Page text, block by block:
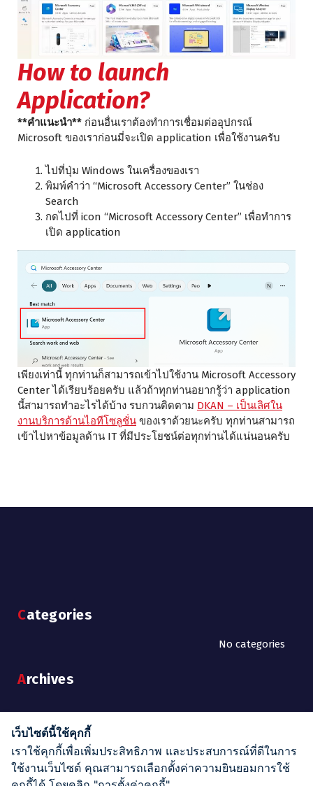
How to launch
Application?
**คำแนะนำ** ก่อนอื่นเราต้องทำการเชื่อมต่ออุปกรณ์
Microsoft ของเราก่อนมี่จะเปิด application เพื่อใช้งานครับ
ไปที่ปุ่ม Windows ในเครื่องของเรา
พิมพ์คำว่า “Microsoft Accessory Center” ในช่อง
Search
กดไปที่ icon “Microsoft Accessory Center” เพื่อทำการ
เปิด application
เพียงเท่านี้ ทุกท่านก็สามารถเข้าไปใช้งาน Microsoft Accessory
Center ได้เรียบร้อยครับ แล้วถ้าทุกท่านอยากรู้ว่า application
นี้สามารถทำอะไรได้บ้าง รบกวนติดตาม DKAN – เป็นเลิศใน
งานบริการด้านไอทีโซลูชั่น ของเราด้วยนะครับ ทุกท่านสามารถ
เข้าไปหาข้อมูลด้าน IT ที่มีประโยชน์ต่อทุกท่านได้แน่นอนครับ
Categories
No categories
Archives
Search
Search
for:
เว็บไซต์นี้ใช้คุกกี้
เราใช้คุกกี้เพื่อเพิ่มประสิทธิภาพ และประสบการณ์ที่ดีในการ
ใช้งานเว็บไซต์ คุณสามารถเลือกตั้งค่าความยินยอมการใช้